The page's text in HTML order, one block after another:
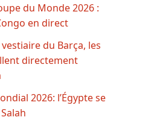
du Monde 2026 :
en direct
du Barça, les
directement
2026: l’Égypte se